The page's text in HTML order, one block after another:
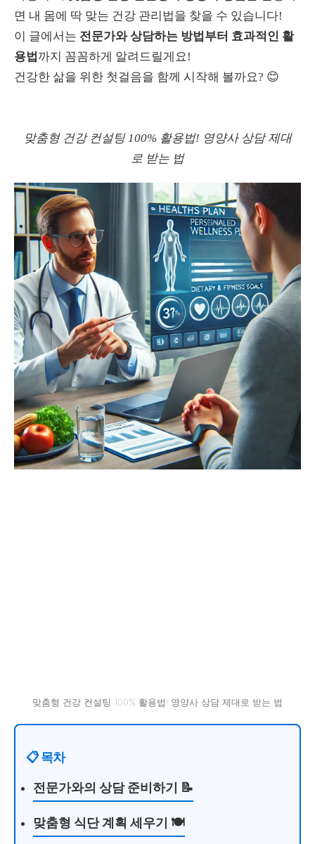
면 내 몸에 딱 맞는 건강 관리법을 찾을 수 있습니다!
이 글에서는 전문가와 상담하는 방법부터 효과적인 활
용법 까지 꼼꼼하게 알려드릴게요!
건강한 삶을 위한 첫걸음을 함께 시작해 볼까요? 😊
맞춤형 건강 컨설팅 100% 활용법! 영양사 상담 제대
로 받는 법
맞춤형 건강 컨설팅 100% 활용법! 영양사 상담 제대로 받는 법
📋 목차
전문가와의 상담 준비하기 📝
맞춤형 식단 계획 세우기 🍽